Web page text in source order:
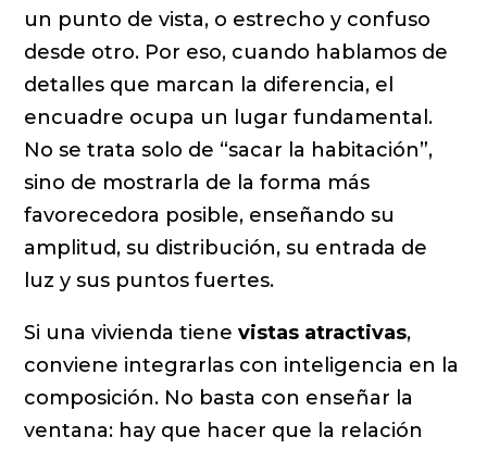
un punto de vista, o estrecho y confuso
desde otro. Por eso, cuando hablamos de
detalles que marcan la diferencia, el
encuadre ocupa un lugar fundamental.
No se trata solo de “sacar la habitación”,
sino de mostrarla de la forma más
favorecedora posible, enseñando su
amplitud, su distribución, su entrada de
luz y sus puntos fuertes.
Si una vivienda tienevistas atractivas,
conviene integrarlas con inteligencia en la
composición. No basta con enseñar la
ventana: hay que hacer que la relación